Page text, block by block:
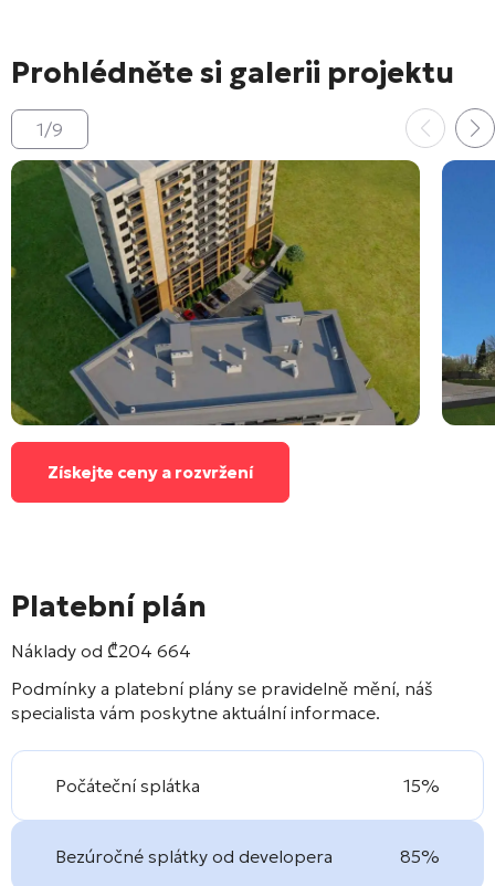
Prohlédněte si galerii projektu
1/9
Získejte ceny a rozvržení
Platební plán
Náklady od ₾204 664
Podmínky a platební plány se pravidelně mění, náš
specialista vám poskytne aktuální informace.
Počáteční splátka 15%
Bezúročné splátky od developera 85%